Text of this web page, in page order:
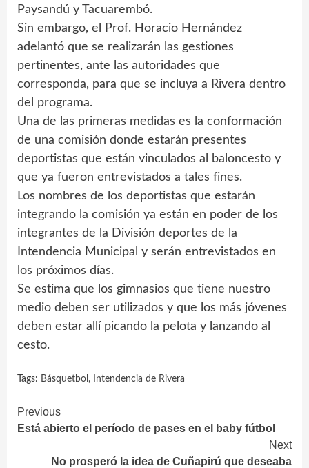
Paysandú y Tacuarembó.
Sin embargo, el Prof. Horacio Hernández
adelantó que se realizarán las gestiones
pertinentes, ante las autoridades que
corresponda, para que se incluya a Rivera dentro
del programa.
Una de las primeras medidas es la conformación
de una comisión donde estarán presentes
deportistas que están vinculados al baloncesto y
que ya fueron entrevistados a tales fines.
Los nombres de los deportistas que estarán
integrando la comisión ya están en poder de los
integrantes de la División deportes de la
Intendencia Municipal y serán entrevistados en
los próximos días.
Se estima que los gimnasios que tiene nuestro
medio deben ser utilizados y que los más jóvenes
deben estar allí picando la pelota y lanzando al
cesto.
Tags: Básquetbol , Intendencia de Rivera
Continue
Reading
Previous
Está abierto el período de pases en el baby fútbol
Next
No prosperó la idea de Cuñapirú que deseaba